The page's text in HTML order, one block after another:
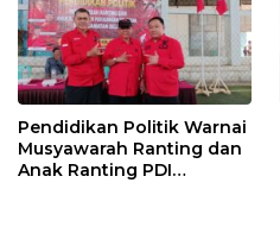
Pendidikan Politik Warnai
Musyawarah Ranting dan
Anak Ranting PDI